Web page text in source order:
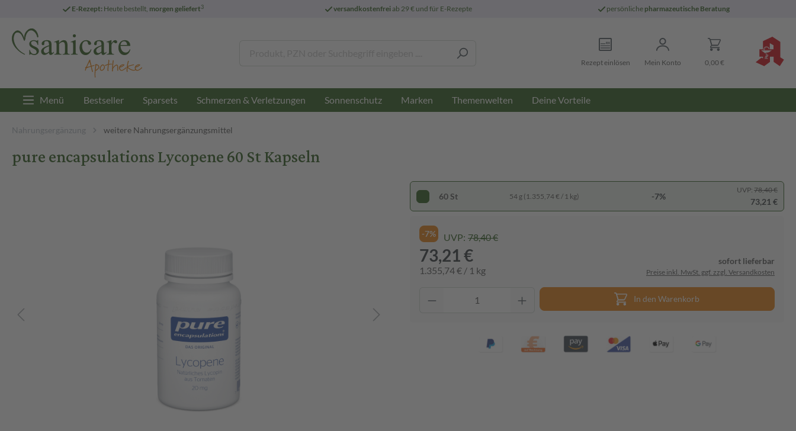
E-Rezept: Heute bestellt, morgen geliefert3 versandkostenfreiab 29 € und für E-Rezepte persönliche pharmazeutische Beratung
Rezept einlösen Mein Konto 0,00 €
Menü Bestseller Sparsets Schmerzen & Verletzungen Sonnenschutz Marken Themenwelten Deine Vorteile
Nahrungsergänzung weitere Nahrungsergänzungsmittel
pure encapsulations Lycopene 60 St Kapseln
60 St 54 g (1.355,74 € / 1 kg) -7%
UVP: 78,40 €
73,21 €
-7% UVP: 78,40 €
73,21 €
1.355,74 € / 1 kg
sofort lieferbar
Preise inkl. MwSt. ggf. zzgl. Versandkosten
In den Warenkorb